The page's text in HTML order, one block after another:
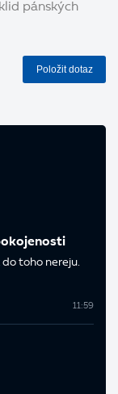
pánských
Položit dotaz
do toho nereju.
11:59